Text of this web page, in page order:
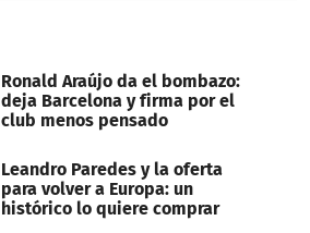
Ronald Araújo da el bombazo:
deja Barcelona y firma por el
club menos pensado
Leandro Paredes y la oferta
para volver a Europa: un
histórico lo quiere comprar